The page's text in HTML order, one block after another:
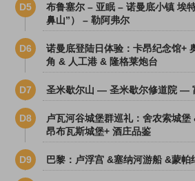
D5
布鲁塞尔 – 亚眠 – 诺曼底小镇 埃
鼻山”） – 勒阿弗尔
D6
诺曼底登陆日体验：卡昂纪念馆+
角 & 人工港 & 隆格莱炮台
D7 圣米歇尔山 — 圣米歇尔修道院 —
D8
卢瓦河谷城堡群巡礼：舍农索城堡
昂布瓦斯城堡+ 酒庄品鉴
D9 巴黎：卢浮宫 &塞纳河游船 &蒙帕